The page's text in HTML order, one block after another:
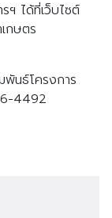
ฯ ได้ที่เว็บไซต์
กษตร
พันธ์โครงการ
4492